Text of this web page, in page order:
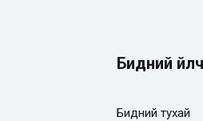
Бидний
Бидний тухай